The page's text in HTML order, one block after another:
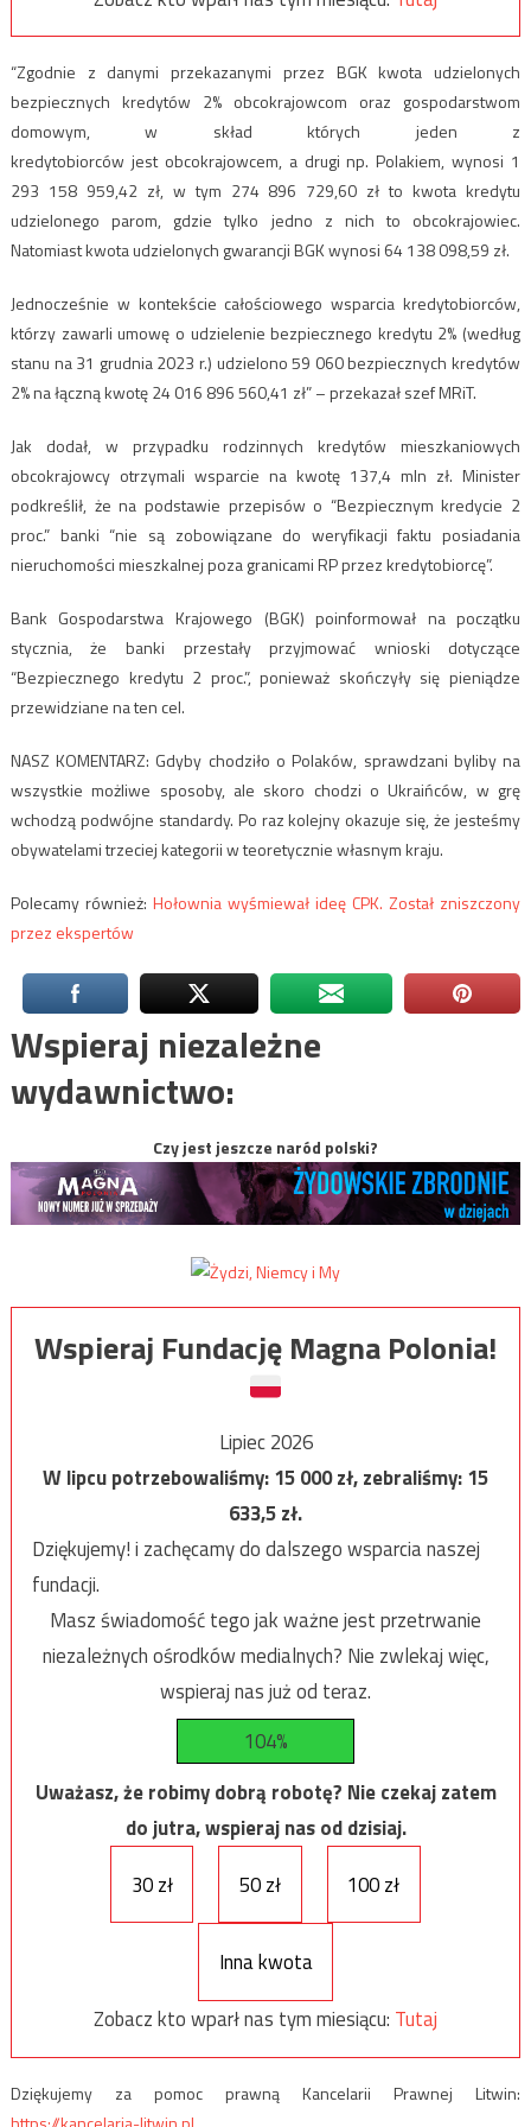
“Zgodnie z danymi przekazanymi przez BGK kwota udzielonych
bezpiecznych kredytów 2% obcokrajowcom oraz gospodarstwom
domowym, w skład których jeden z
kredytobiorców jest obcokrajowcem, a drugi np. Polakiem, wynosi 1
293 158 959,42 zł, w tym 274 896 729,60 zł to kwota kredytu
udzielonego parom, gdzie tylko jedno z nich to obcokrajowiec.
Natomiast kwota udzielonych gwarancji BGK wynosi 64 138 098,59 zł.
Jednocześnie w kontekście całościowego wsparcia kredytobiorców,
którzy zawarli umowę o udzielenie bezpiecznego kredytu 2% (według
stanu na 31 grudnia 2023 r.) udzielono 59 060 bezpiecznych kredytów
2% na łączną kwotę 24 016 896 560,41 zł” – przekazał szef MRiT.
Jak dodał, w przypadku rodzinnych kredytów mieszkaniowych
obcokrajowcy otrzymali wsparcie na kwotę 137,4 mln zł. Minister
podkreślił, że na podstawie przepisów o “Bezpiecznym kredycie 2
proc.” banki “nie są zobowiązane do weryfikacji faktu posiadania
nieruchomości mieszkalnej poza granicami RP przez kredytobiorcę”.
Bank Gospodarstwa Krajowego (BGK) poinformował na początku
stycznia, że banki przestały przyjmować wnioski dotyczące
“Bezpiecznego kredytu 2 proc.”, ponieważ skończyły się pieniądze
przewidziane na ten cel.
NASZ KOMENTARZ: Gdyby chodziło o Polaków, sprawdzani byliby na
wszystkie możliwe sposoby, ale skoro chodzi o Ukraińców, w grę
wchodzą podwójne standardy. Po raz kolejny okazuje się, że jesteśmy
obywatelami trzeciej kategorii w teoretycznie własnym kraju.
Polecamy również: Hołownia wyśmiewał ideę CPK. Został zniszczony
przez ekspertów
Wspieraj niezależne
wydawnictwo:
Czy jest jeszcze naród polski?
Wspieraj Fundację Magna Polonia!
Lipiec 2026
W lipcu potrzebowaliśmy:15 000zł, zebraliśmy:15
633,5zł.
Dziękujemy! i zachęcamy do dalszego wsparcia naszej
fundacji.
Masz świadomość tego jak ważne jest przetrwanie
niezależnych ośrodków medialnych? Nie zwlekaj więc,
wspieraj nas już od teraz.
104%
Uważasz, że robimy dobrą robotę? Nie czekaj zatem
do jutra, wspieraj nas od dzisiaj.
30 zł
50 zł 100 zł
Inna kwota
Zobacz kto wparł nas tym miesiącu: Tutaj
Dziękujemy za pomoc prawną Kancelarii Prawnej Litwin: